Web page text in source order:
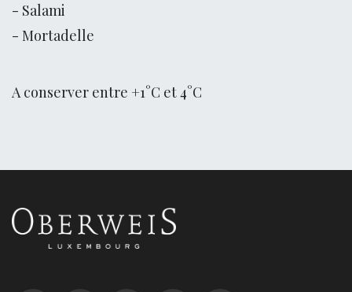
- Salami
- Mortadelle
A conserver entre +1°C et 4°C